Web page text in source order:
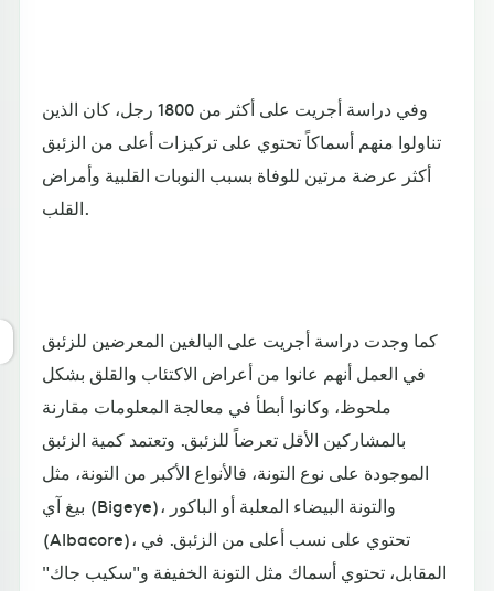
وفي دراسة أجريت على أكثر من 1800 رجل، كان الذين
تناولوا منهم أسماكاً تحتوي على تركيزات أعلى من الزئبق
أكثر عرضة مرتين للوفاة بسبب النوبات القلبية وأمراض
القلب.
كما وجدت دراسة أجريت على البالغين المعرضين للزئبق
في العمل أنهم عانوا من أعراض الاكتئاب والقلق بشكل
ملحوظ، وكانوا أبطأ في معالجة المعلومات مقارنة
بالمشاركين الأقل تعرضاً للزئبق. وتعتمد كمية الزئبق
الموجودة على نوع التونة، فالأنواع الأكبر من التونة، مثل
بيغ آي (Bigeye)، والتونة البيضاء المعلبة أو الباكور
(Albacore)، تحتوي على نسب أعلى من الزئبق. في
المقابل، تحتوي أسماك مثل التونة الخفيفة و"سكيب جاك"